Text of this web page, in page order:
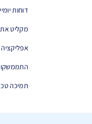
דוחות
מקליט
אפליקציה
תמיכה